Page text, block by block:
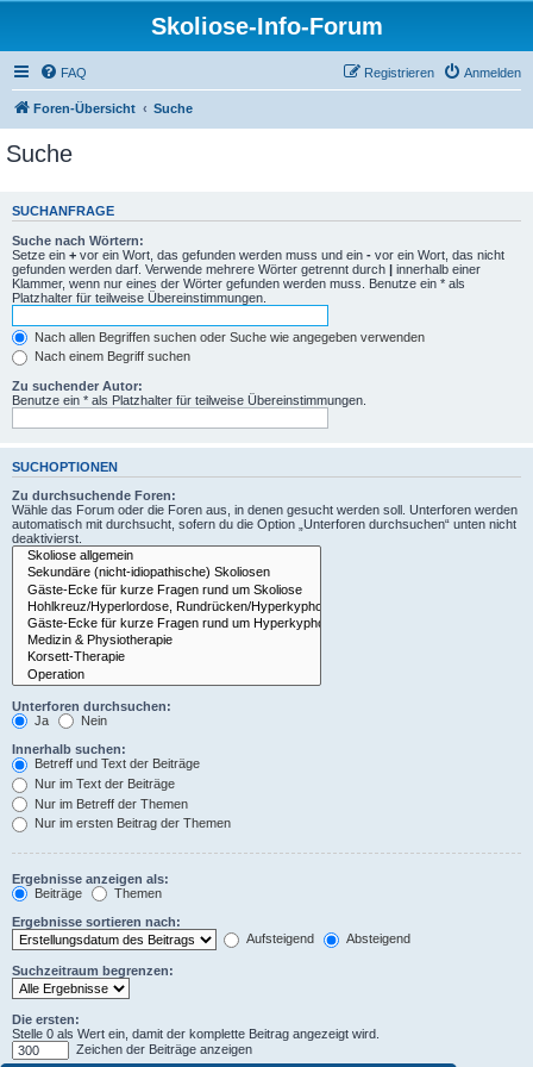
Skoliose-Info-Forum
FAQ Anmelden
Registrieren
Foren-Übersicht Suche
Suche
SUCHANFRAGE
Suche nach Wörtern:
Setze ein + vor ein Wort, das gefunden werden muss und ein - vor ein Wort, das nicht
gefunden werden darf. Verwende mehrere Wörter getrennt durch | innerhalb einer
Klammer, wenn nur eines der Wörter gefunden werden muss. Benutze ein * als
Platzhalter für teilweise Übereinstimmungen.
Nach allen Begriffen suchen oder Suche wie angegeben verwenden
Nach einem Begriff suchen
Zu suchender Autor:
Benutze ein * als Platzhalter für teilweise Übereinstimmungen.
SUCHOPTIONEN
Zu durchsuchende Foren:
Wähle das Forum oder die Foren aus, in denen gesucht werden soll. Unterforen werden
automatisch mit durchsucht, sofern du die Option „Unterforen durchsuchen“ unten nicht
deaktivierst.
Unterforen durchsuchen:
Ja
Nein
Innerhalb suchen:
Betreff und Text der Beiträge
Nur im Text der Beiträge
Nur im Betreff der Themen
Nur im ersten Beitrag der Themen
Ergebnisse anzeigen als:
Beiträge
Themen
Ergebnisse sortieren nach:
Aufsteigend
Absteigend
Suchzeitraum begrenzen:
Die ersten:
Stelle 0 als Wert ein, damit der komplette Beitrag angezeigt wird.
Zeichen der Beiträge anzeigen